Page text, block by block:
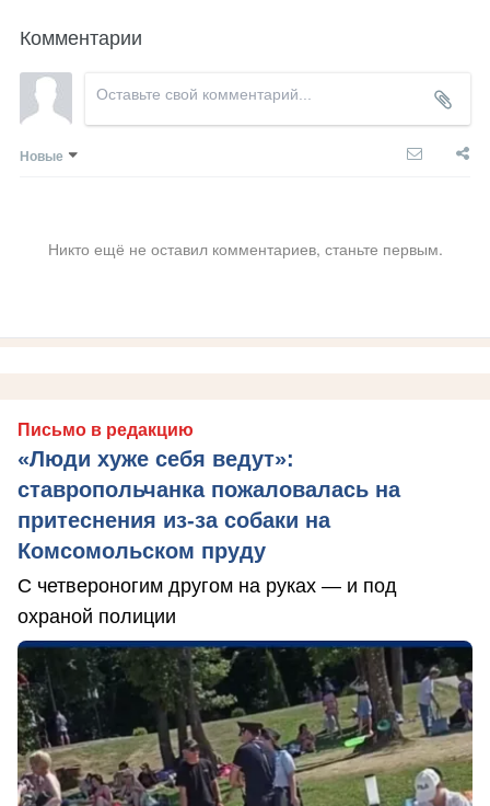
Комментарии
Новые
Никто ещё не оставил комментариев, станьте первым.
Письмо в редакцию
«Люди хуже себя ведут»:
ставропольчанка пожаловалась на
притеснения из-за собаки на
Комсомольском пруду
С четвероногим другом на руках — и под
охраной полиции